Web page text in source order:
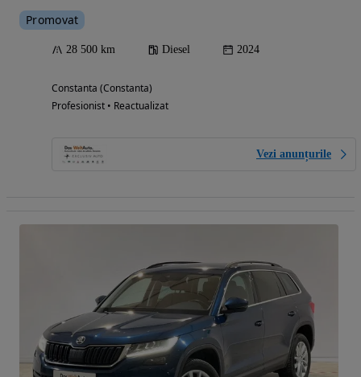
Promovat
28 500 km Diesel 2024
Constanta (Constanta)
Profesionist • Reactualizat
Vezi anunțurile